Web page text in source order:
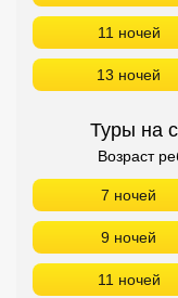
11 ночей
13 ночей
Туры на
Возраст
7 ночей
9 ночей
11 ночей